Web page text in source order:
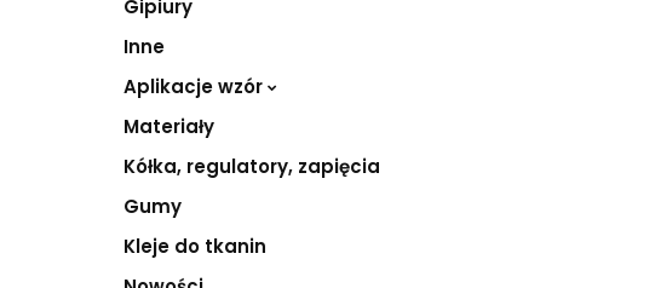
Gipiury
Inne
Aplikacje wzór
Materiały
Kółka, regulatory, zapięcia
Gumy
Kleje do tkanin